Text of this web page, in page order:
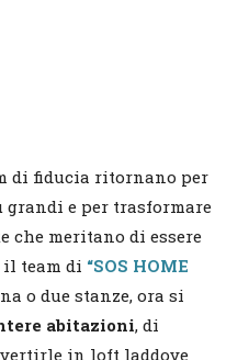
di fiducia ritornano per
e per trasformare
che meritano di essere
team di “SOS HOME
o due stanze, ora si
abitazioni, di
in loft laddove